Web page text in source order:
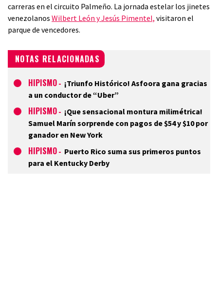
carreras en el circuito Palmeño. La jornada estelar los jinetes
venezolanos Wilbert León y Jesús Pimentel, visitaron el
parque de vencedores.
NOTAS RELACIONADAS
HIPISMO - ¡Triunfo Histórico! Asfoora gana gracias
a un conductor de “Uber”
HIPISMO - ¡Que sensacional montura milimétrica!
Samuel Marín sorprende con pagos de $54 y $10 por
ganador en New York
HIPISMO - Puerto Rico suma sus primeros puntos
para el Kentucky Derby